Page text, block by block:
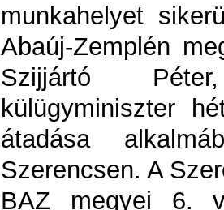
munkahelyet
Abaúj-Zemplén
Szijjártó
külügyminiszter
átadása
Szerencsen. A
BAZ megyei 6.